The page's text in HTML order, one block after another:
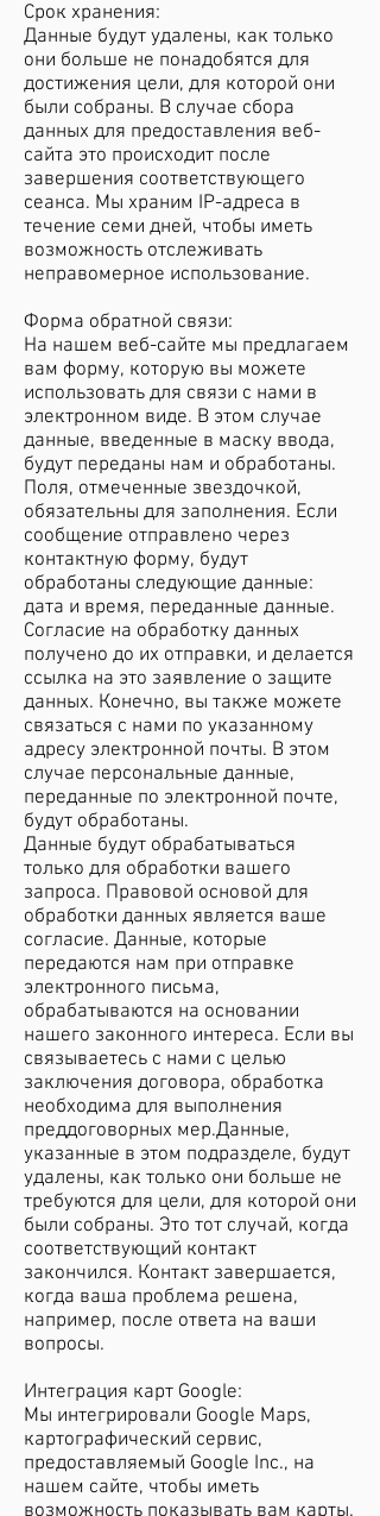
Срок хранения:
Данные будут удалены, как только
они больше не понадобятся для
достижения цели, для которой они
были собраны. В случае сбора
данных для предоставления веб-
сайта это происходит после
завершения соответствующего
сеанса. Мы храним IP-адреса в
течение семи дней, чтобы иметь
возможность отслеживать
неправомерное использование.
Форма обратной связи:
На нашем веб-сайте мы предлагаем
вам форму, которую вы можете
использовать для связи с нами в
электронном виде. В этом случае
данные, введенные в маску ввода,
будут переданы нам и обработаны.
Поля, отмеченные звездочкой,
обязательны для заполнения. Если
сообщение отправлено через
контактную форму, будут
обработаны следующие данные:
дата и время, переданные данные.
Согласие на обработку данных
получено до их отправки, и делается
ссылка на это заявление о защите
данных. Конечно, вы также можете
связаться с нами по указанному
адресу электронной почты. В этом
случае персональные данные,
переданные по электронной почте,
будут обработаны.
Данные будут обрабатываться
только для обработки вашего
запроса. Правовой основой для
обработки данных является ваше
согласие. Данные, которые
передаются нам при отправке
электронного письма,
обрабатываются на основании
нашего законного интереса. Если вы
связываетесь с нами с целью
заключения договора, обработка
необходима для выполнения
преддоговорных мер.Данные,
указанные в этом подразделе, будут
удалены, как только они больше не
требуются для цели, для которой они
были собраны. Это тот случай, когда
соответствующий контакт
закончился. Контакт завершается,
когда ваша проблема решена,
например, после ответа на ваши
вопросы.
Интеграция карт Google:
Мы интегрировали Google Maps,
картографический сервис,
предоставляемый Google Inc., на
нашем сайте, чтобы иметь
возможность показывать вам карты.